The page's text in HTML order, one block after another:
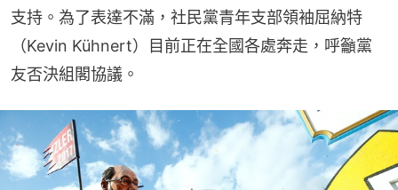
支持。為了表達不滿，社民黨青年支部領袖屈納特
（Kevin Kühnert）目前正在全國各處奔走，呼籲黨
友否決組閣協議。